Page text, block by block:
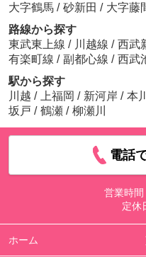
大字鶴馬 / 砂新田 / 大字藤
路線から探す
東武東上線 / 川越線 / 西武
有楽町線 / 副都心線 / 西武
駅から探す
川越 / 上福岡 / 新河岸 / 本
坂戸 / 鶴瀬 / 柳瀬川
電話
営業時間
定休
ホーム